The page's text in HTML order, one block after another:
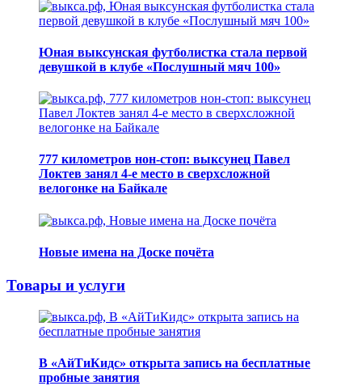
Юная выксунская футболистка стала первой
девушкой в клубе «Послушный мяч 100»
777 километров нон-стоп: выксунец Павел
Локтев занял 4-е место в сверхсложной
велогонке на Байкале
Новые имена на Доске почёта
Товары и услуги
В «АйТиКидс» открыта запись на бесплатные
пробные занятия